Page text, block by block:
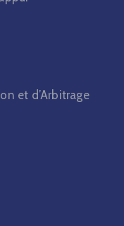
et d’Arbitrage